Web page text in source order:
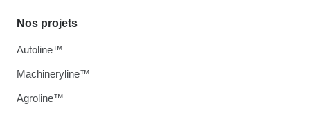
Nos projets
Autoline™
Machineryline™
Agroline™